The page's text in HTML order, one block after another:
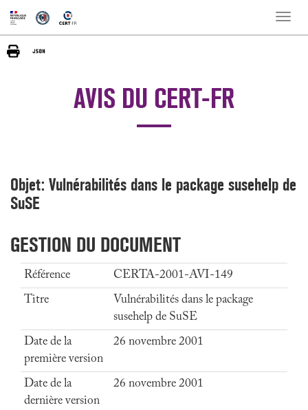
Toggle
AVIS DU CERT-FR
Objet: Vulnérabilités dans le package susehelp de
SuSE
GESTION DU DOCUMENT
Référence
CERTA-2001-AVI-149
Titre
Vulnérabilités dans le package
susehelp de SuSE
Date de la
première version
26 novembre 2001
Date de la
dernière version
26 novembre 2001